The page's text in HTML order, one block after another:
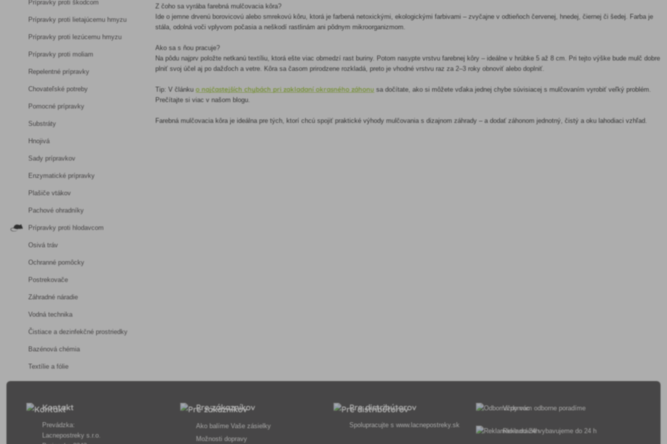
Prípravky proti škodcom
Prípravky proti lietajúcemu hmyzu
Prípravky proti lezúcemu hmyzu
Prípravky proti moliam
Repelentné prípravky
Chovateľské potreby
Pomocné prípravky
Substráty
Hnojivá
Sady prípravkov
Enzymatické prípravky
Plašiče vtákov
Pachové ohradníky
Prípravky proti hlodavcom
Osivá tráv
Ochranné pomôcky
Postrekovače
Záhradné náradie
Vodná technika
Čistiace a dezinfekčné prostriedky
Bazénová chémia
Textílie a fólie
Z čoho sa vyrába farebná mulčovacia kôra?
Ide o jemne drvenú borovicovú alebo smrekovú kôru, ktorá je farbená netoxickými, ekologickými farbivami – zvyčajne v odtieňoch červenej, hnedej, čiernej či šedej. Farba je
stála, odolná voči vplyvom počasia a neškodí rastlinám ani pôdnym mikroorganizmom.
Ako sa s ňou pracuje?
Na pôdu najprv položte netkanú textíliu, ktorá ešte viac obmedzí rast buriny. Potom nasypte vrstvu farebnej kôry – ideálne v hrúbke 5 až 8 cm. Pri tejto výške bude mulč dobre
plniť svoj účel aj po dažďoch a vetre. Kôra sa časom prirodzene rozkladá, preto je vhodné vrstvu raz za 2–3 roky obnoviť alebo doplniť.
Tip: V článkuo najčastejších chybách pri zakladaní okrasného záhonu sa dočítate, ako si môžete vďaka jednej chybe súvisiacej s mulčovaním vyrobiť veľký problém.
Prečítajte si viac v našom blogu.
Farebná mulčovacia kôra je ideálna pre tých, ktorí chcú spojiť praktické výhody mulčovania s dizajnom záhrady – a dodať záhonom jednotný, čistý a oku lahodiaci vzhľad.
Kontakt
Prevádzka:
Lacnepostreky s.r.o.
Pre zákazníkov
Ako balíme Vaše zásielky
Možnosti dopravy
Pre distribútorov
Spolupracujte swww.lacnepostreky.sk
Vždy vám odborne poradíme
Reklamácie vybavujeme do 24 h